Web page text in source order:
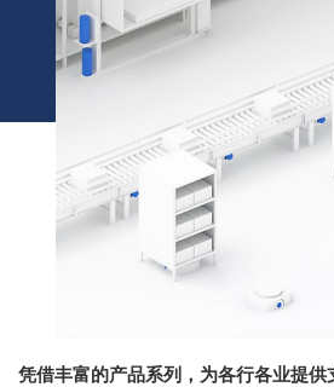
凭借丰富的产品系列，为各行各业提供